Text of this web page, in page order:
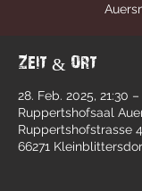
Zeit & Ort
28. Feb. 2025, 21:30 –
Ruppertshofsaal
Ruppertshofstrasse
66271